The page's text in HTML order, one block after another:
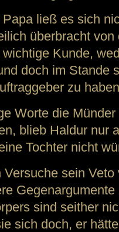
ließ es sich
überbracht von
Kunde,
doch im Stande
zu
Worte die
blieb Haldur nur
Tochter nicht
sein
sind seither
sich doch, er